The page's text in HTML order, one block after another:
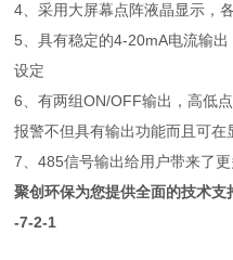
4、采用大屏幕点阵液晶显示，
5、具有稳定的4-20mA电流输
设定
6、有两组ON/OFF输出，高低
报警不但具有输出功能而且可在
7、485信号输出给用户带来了
聚创环保为您提供全面的技术
-7-2-1